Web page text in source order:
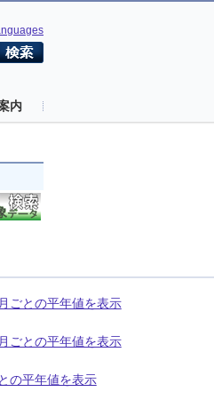
内
ごとの平年値を表示
ごとの平年値を表示
の平年値を表示